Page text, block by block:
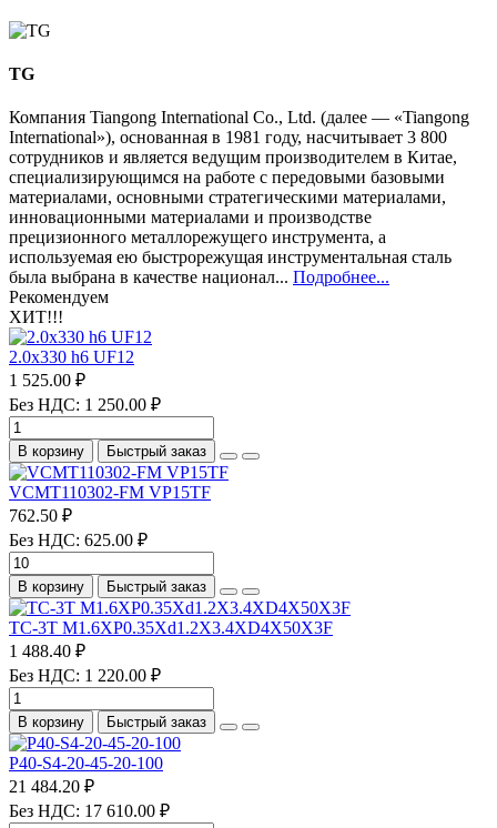
TG
Компания Tiangong International Co., Ltd. (далее — «Tiangong
International»), основанная в 1981 году, насчитывает 3 800
сотрудников и является ведущим производителем в Китае,
специализирующимся на работе с передовыми базовыми
материалами, основными стратегическими материалами,
инновационными материалами и производстве
прецизионного металлорежущего инструмента, а
используемая ею быстрорежущая инструментальная сталь
была выбрана в качестве национал... Подробнее...
Рекомендуем
ХИТ!!!
2.0х330 h6 UF12
1 525.00 ₽
Без НДС: 1 250.00 ₽
В корзину Быстрый заказ
VCMT110302-FM VP15TF
762.50 ₽
Без НДС: 625.00 ₽
В корзину Быстрый заказ
TC-3T M1.6XP0.35Xd1.2X3.4XD4X50X3F
1 488.40 ₽
Без НДС: 1 220.00 ₽
В корзину Быстрый заказ
P40-S4-20-45-20-100
21 484.20 ₽
Без НДС: 17 610.00 ₽